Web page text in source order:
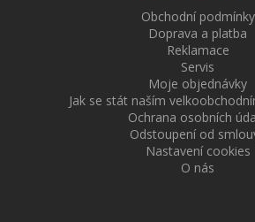
Obchodní podmínky
Doprava a platba
Reklamace
Servis
Moje objednávky
Jak se stát naším
Ochrana osobních
Odstoupení od
Nastavení cookies
O nás